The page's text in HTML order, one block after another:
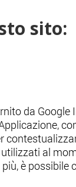
sito:
da
al
è possibile